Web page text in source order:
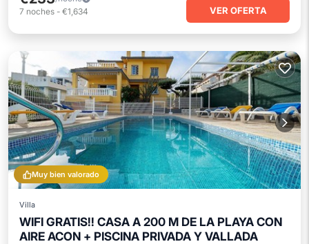
7 noches - €1,634 VER OFERTA
Muy bien valorado
Villa
WIFI GRATIS!! CASA A 200 M DE LA PLAYA CON
AIRE ACON + PISCINA PRIVADA Y VALLADA